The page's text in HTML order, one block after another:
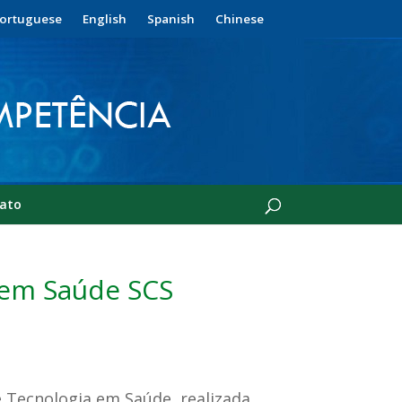
English Spanish Chinese
Saúde SCS